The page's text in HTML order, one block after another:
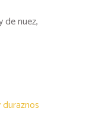
de nuez,